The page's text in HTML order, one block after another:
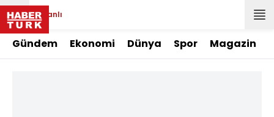
Canlı
Gündem Ekonomi Dünya Spor Magazin